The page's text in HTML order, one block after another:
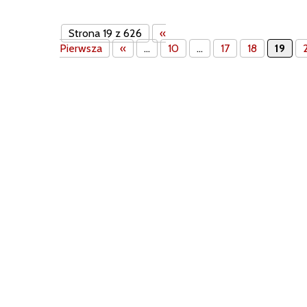
Strona 19 z 626
«
Pierwsza
« ... 10 ... 17 18 19